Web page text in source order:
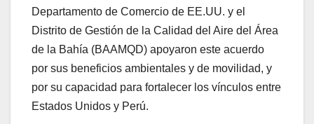
Departamento de Comercio de EE.UU. y el
Distrito de Gestión de la Calidad del Aire del Área
de la Bahía (BAAMQD) apoyaron este acuerdo
por sus beneficios ambientales y de movilidad, y
por su capacidad para fortalecer los vínculos entre
Estados Unidos y Perú.